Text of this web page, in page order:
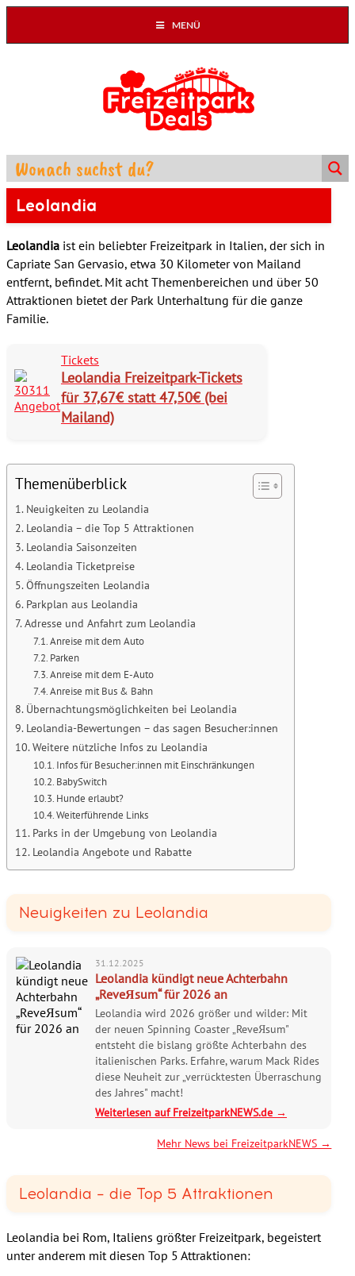
MENÜ
Leolandia
Leolandia ist ein beliebter Freizeitpark in Italien, der sich in
Capriate San Gervasio, etwa 30 Kilometer von Mailand
entfernt, befindet. Mit acht Themenbereichen und über 50
Attraktionen bietet der Park Unterhaltung für die ganze
Familie.
Tickets
Leolandia Freizeitpark-Tickets
für 37,67€ statt 47,50€ (bei
Mailand)
Themenüberblick
Neuigkeiten zu Leolandia
Leolandia – die Top 5 Attraktionen
Leolandia Saisonzeiten
Leolandia Ticketpreise
Öffnungszeiten Leolandia
Parkplan aus Leolandia
Adresse und Anfahrt zum Leolandia
Anreise mit dem Auto
Parken
Anreise mit dem E-Auto
Anreise mit Bus & Bahn
Übernachtungsmöglichkeiten bei Leolandia
Leolandia-Bewertungen – das sagen Besucher:innen
Weitere nützliche Infos zu Leolandia
Infos für Besucher:innen mit Einschränkungen
BabySwitch
Hunde erlaubt?
Weiterführende Links
Parks in der Umgebung von Leolandia
Leolandia Angebote und Rabatte
Neuigkeiten zu Leolandia
31.12.2025
Leolandia kündigt neue Achterbahn
„ReveЯsum“ für 2026 an
Leolandia wird 2026 größer und wilder: Mit
der neuen Spinning Coaster „ReveЯsum"
entsteht die bislang größte Achterbahn des
italienischen Parks. Erfahre, warum Mack Rides
diese Neuheit zur „verrücktesten Überraschung
des Jahres" macht!
Weiterlesen auf FreizeitparkNEWS.de →
Mehr News bei FreizeitparkNEWS →
Leolandia – die Top 5 Attraktionen
Leolandia bei Rom, Italiens größter Freizeitpark, begeistert
unter anderem mit diesen Top 5 Attraktionen: